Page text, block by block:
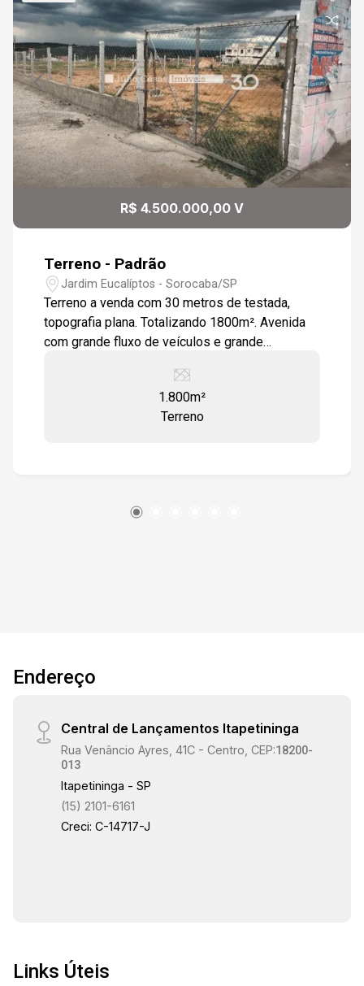
Continuar
R$ 4.500.000,00 V
Terreno - Padrão
Jardim Eucalíptos - Sorocaba/SP
Terreno a venda com 30 metros de testada,
topografia plana. Totalizando 1800m². Avenida
com grande fluxo de veículos e grande
1.800m²
Terreno
Endereço
Central de Lançamentos Itapetininga
Rua Venâncio Ayres, 41C - Centro, CEP:18200-
013
Itapetininga - SP
(15) 2101-6161
Creci: C-14717-J
Links Úteis